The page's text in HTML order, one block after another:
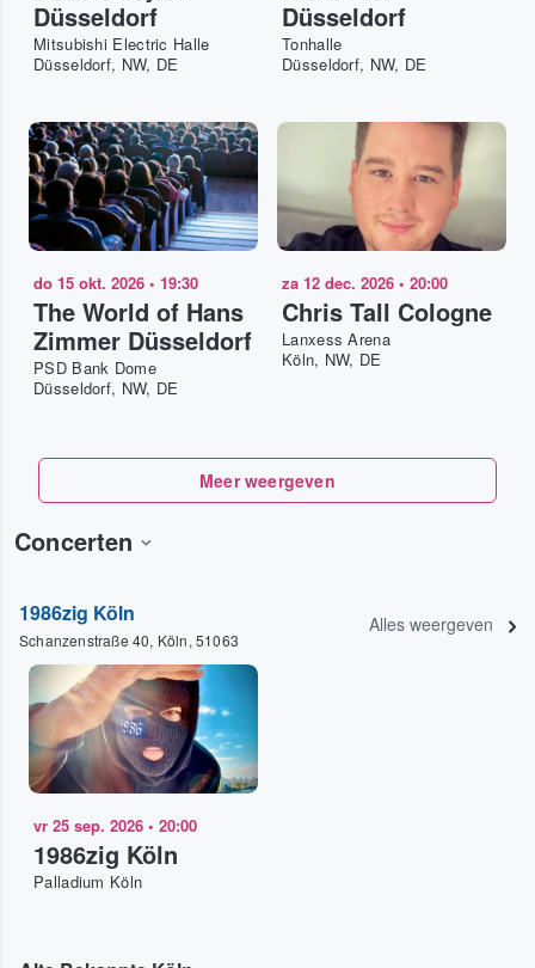
Düsseldorf
Mitsubishi Electric Halle
Düsseldorf, NW, DE
Düsseldorf
Tonhalle
Düsseldorf, NW, DE
do 15 okt. 2026 • 19:30
The World of Hans
Zimmer Düsseldorf
PSD Bank Dome
Düsseldorf, NW, DE
za 12 dec. 2026 • 20:00
Chris Tall Cologne
Lanxess Arena
Köln, NW, DE
Meer weergeven
Concerten
1986zig Köln
Schanzenstraße 40, Köln, 51063
Alles weergeven
vr 25 sep. 2026 • 20:00
1986zig Köln
Palladium Köln